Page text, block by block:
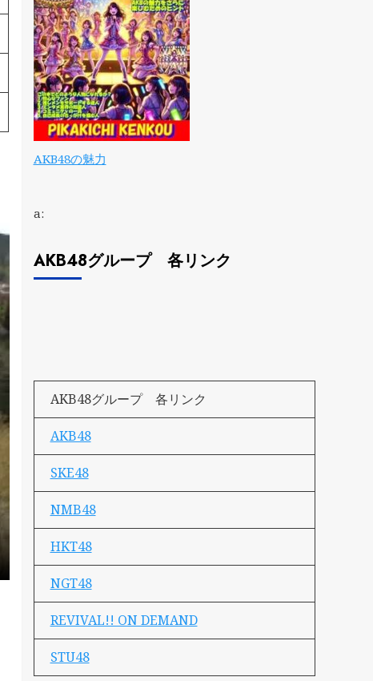
AKB48の魅力
a:
AKB48グループ 各リンク
AKB48グループ 各リンク
AKB48
SKE48
NMB48
HKT48
NGT48
REVIVAL!! ON DEMAND
STU48